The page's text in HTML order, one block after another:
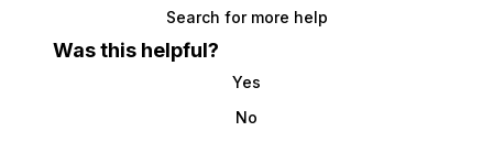
Search for more help
Was this helpful?
Yes
No